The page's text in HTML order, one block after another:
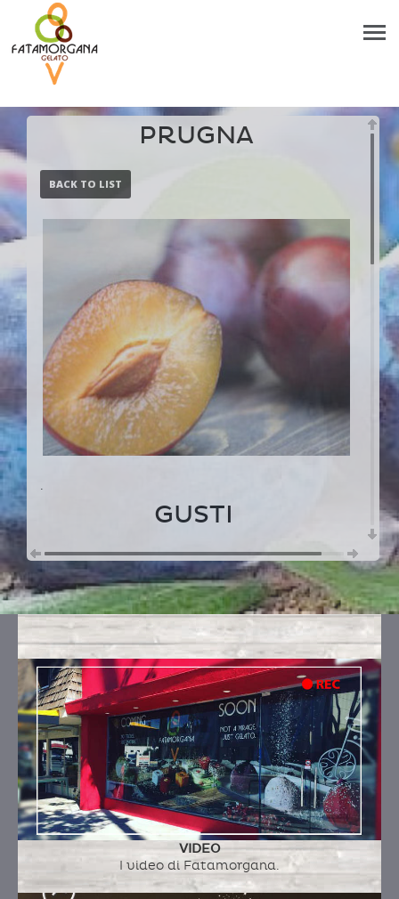
PRUGNA
BACK TO LIST
.
GUSTI
PRUGNA , MELISSA & LIMONCELLO
Ingredienti:prugna, zucchero, limoncello,
melissa
PRUGNA AL THE VERDE
Ingredienti:prugna, acqua, zucchero, te verde
gunpowder
VIDEO
I video di Fatamorgana.